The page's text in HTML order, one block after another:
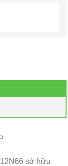
sở hữu